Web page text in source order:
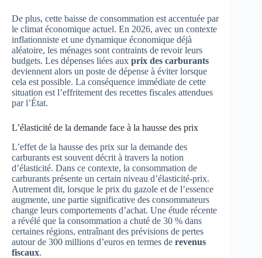
De plus, cette baisse de consommation est accentuée par
le climat économique actuel. En 2026, avec un contexte
inflationniste et une dynamique économique déjà
aléatoire, les ménages sont contraints de revoir leurs
budgets. Les dépenses liées aux prix des carburants
deviennent alors un poste de dépense à éviter lorsque
cela est possible. La conséquence immédiate de cette
situation est l’effritement des recettes fiscales attendues
par l’État.
L’élasticité de la demande face à la hausse des prix
L’effet de la hausse des prix sur la demande des
carburants est souvent décrit à travers la notion
d’élasticité. Dans ce contexte, la consommation de
carburants présente un certain niveau d’élasticité-prix.
Autrement dit, lorsque le prix du gazole et de l’essence
augmente, une partie significative des consommateurs
change leurs comportements d’achat. Une étude récente
a révélé que la consommation a chuté de 30 % dans
certaines régions, entraînant des prévisions de pertes
autour de 300 millions d’euros en termes de revenus
fiscaux.